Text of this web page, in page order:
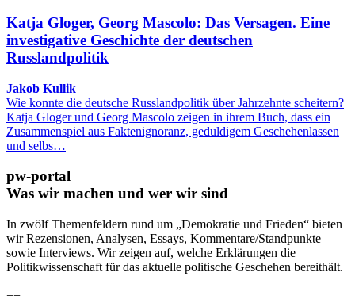
Katja Gloger, Georg Mascolo: Das Versagen. Eine
investigative Geschichte der deutschen
Russlandpolitik
Jakob Kullik
Wie konnte die deutsche Russlandpolitik über Jahrzehnte scheitern?
Katja Gloger und Georg Mascolo zeigen in ihrem Buch, dass ein
Zusammenspiel aus Faktenignoranz, geduldigem Geschehenlassen
und selbs…
pw-portal
Was wir machen und wer wir sind
In zwölf Themenfeldern rund um „Demokratie und Frieden“ bieten
wir Rezensionen, Analysen, Essays, Kommentare/Standpunkte
sowie Interviews. Wir zeigen auf, welche Erklärungen die
Politikwissenschaft für das aktuelle politische Geschehen bereithält.
++